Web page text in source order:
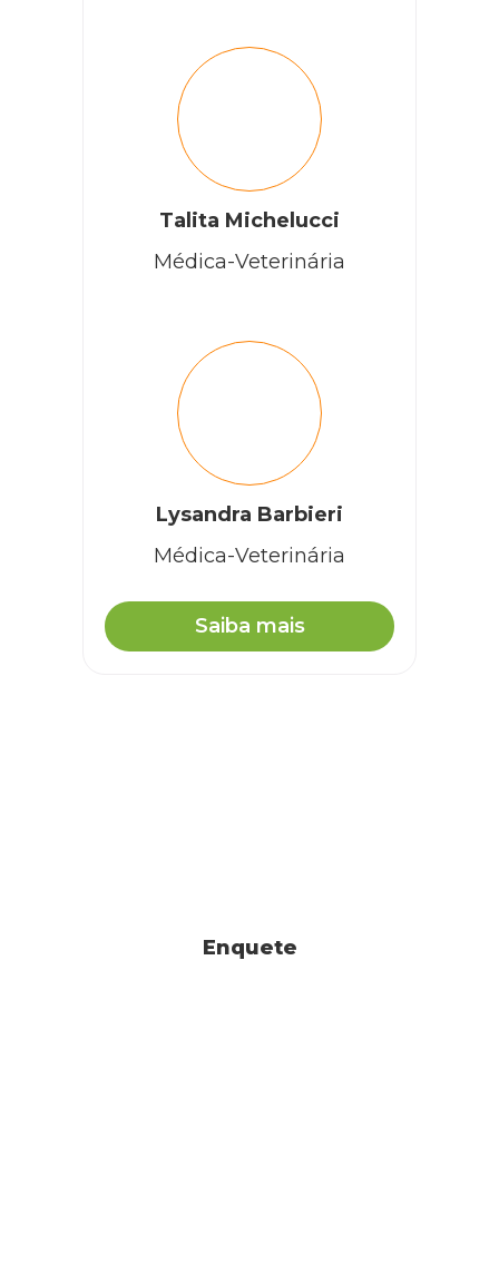
Talita Michelucci
Médica-Veterinária
Lysandra Barbieri
Médica-Veterinária
Saiba mais
Enquete